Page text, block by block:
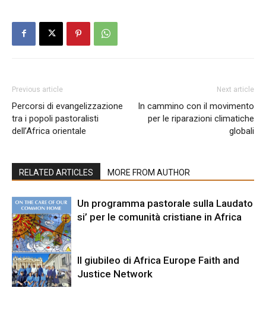
Previous article
Percorsi di evangelizzazione
tra i popoli pastoralisti
dell’Africa orientale
Next article
In cammino con il movimento
per le riparazioni climatiche
globali
RELATED ARTICLES MORE FROM AUTHOR
Un programma pastorale sulla Laudato
si’ per le comunità cristiane in Africa
Il giubileo di Africa Europe Faith and
Justice Network